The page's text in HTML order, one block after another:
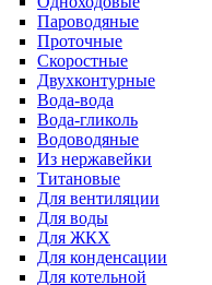
Пароводяные
Проточные
Скоростные
Двухконтурные
Вода-вода
Вода-гликоль
Водоводяные
Из нержавейки
Титановые
Для вентиляции
Для воды
Для ЖКХ
Для конденсации
Для котельной